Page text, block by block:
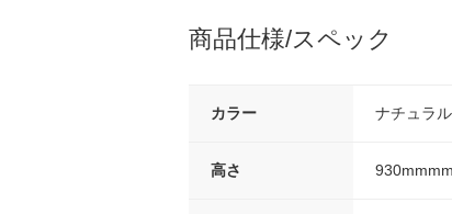
商品仕様/スペック
カラー ナチュラル
高さ 930mmmm